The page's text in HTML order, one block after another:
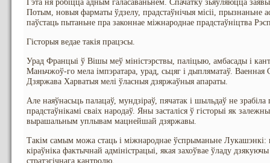
Гэта ня робіцца адным галасаваньнем. Спачатку зьяўляюцца
Потым, новыя фарматы ўдзелу, прадстаўнічыя місіі,
паўстаць пытаньне пра законнае міжнароднае прадстаўніцтва
Гісторыя ведае такія працэсы.
Урад Францыі ў Вішы меў міністэрствы, паліцыю, амбасады і
Маньчжоў-го мела імпэратара, урад, сьцяг і дыпляматаў. Ваенная
Дзяржава Харватыя мелі ўласныя дзяржаўныя апараты.
Але наяўнасьць палацаў, мундзіраў, пячатак і шыльдаў не
прадстаўнікамі сваіх народаў. Яны засталіся ў гісторыі як
вырашальным уплывам мацнейшай дзяржавы.
Такім самым можа стаць і міжнароднае ўспрыманьне Лукашэнкі:
кіраўніка фактычнай адміністрацыі, якая захоўвае ўладу
стратэгічнага кантролю.